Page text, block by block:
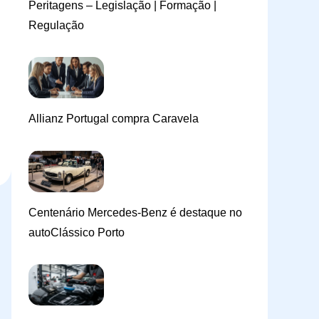
Peritagens – Legislação | Formação |
Regulação
Allianz Portugal compra Caravela
Centenário Mercedes-Benz é destaque no
autoClássico Porto